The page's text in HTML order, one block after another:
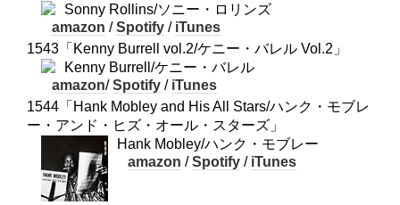
Sonny Rollins/ソニー・ロリンズ
amazon /Spotify / iTunes
1543「Kenny Burrell vol.2/ケニー・バレル Vol.2」
Kenny Burrell/ケニー・バレル
amazon/Spotify / iTunes
1544「Hank Mobley and His All Stars/ハンク・モブレ
ー・アンド・ヒズ・オール・スターズ」
Hank Mobley/ハンク・モブレー
amazon /Spotify / iTunes